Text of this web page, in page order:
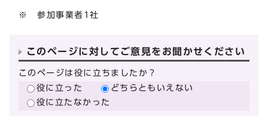
※ 参加事業者1社
このページに対してご意見をお聞かせください
このページは役に立ちましたか？
役に立った
どちらともいえない
役に立たなかった